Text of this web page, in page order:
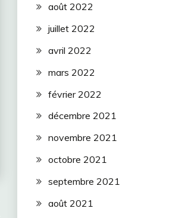
août 2022
juillet 2022
avril 2022
mars 2022
février 2022
décembre 2021
novembre 2021
octobre 2021
septembre 2021
août 2021